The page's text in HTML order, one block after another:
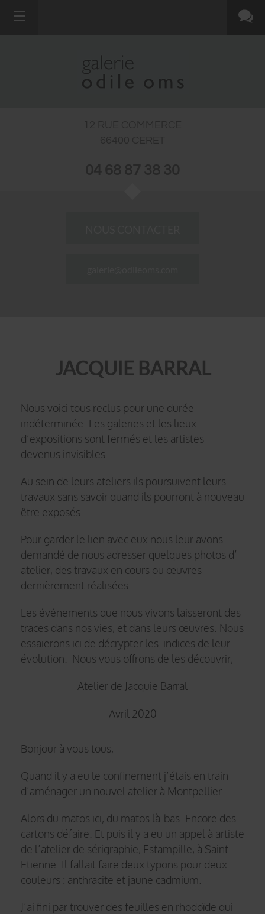
JACQUIE BARRAL
Nous voici tous reclus pour une durée
indéterminée. Les galeries et les lieux
d’expositions sont fermés et les artistes
devenus invisibles.
Au sein de leurs ateliers ils poursuivent leurs
travaux sans savoir quand ils pourront à nouveau
être exposés.
Pour garder le lien avec eux nous leur avons
demandé de nous adresser quelques photos d’
atelier, des travaux en cours ou œuvres
dernièrement réalisées.
Les événements que nous vivons laisseront des
traces dans nos vies, et dans leurs œuvres. Nous
essaierons ici de décrypter les indices de leur
évolution. Nous vous offrons de les découvrir,
Atelier de Jacquie Barral
Avril 2020
Bonjour à vous tous,
Quand il y a eu le confinement j’étais en train
d’aménager un nouvel atelier à Montpellier.
Alors du matos ici, du matos là-bas. Encore des
cartons défaire. Et puis il y a eu un appel à artiste
de l’atelier de sérigraphie, Estampille, à Saint-
Etienne. Il fallait faire deux typons pour deux
couleurs : anthracite et jaune cadmium.
J’ai fini par trouver des feuilles en rhodoïde qui